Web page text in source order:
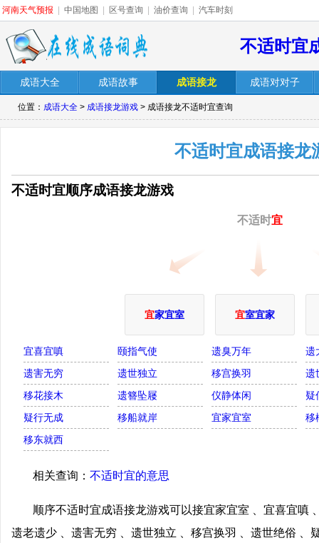
河南天气预报 中国地图 区号查询 油价查询 汽车时刻
不适时宜
成语大全 成语故事 成语接龙 成语对对子
位置： 成语大全 > 成语接龙游戏 > 成语接龙不适时宜查询
不适时宜成语接龙
不适时宜顺序成语接龙游戏
不适时宜
宜家宜室 宜室宜家
宜喜宜嗔 颐指气使 遗臭万年
遗
遗害无穷
遗世独立 移宫换羽
遗
移花接木
遗簪坠屦 仪静体闲
疑
疑行无成
移船就岸 宜家宜室
移
移东就西
相关查询： 不适时宜的意思
顺序不适时宜成语接龙游戏可以接宜家宜室 、宜喜宜嗔
遗老遗少 、遗害无穷 、遗世独立 、移宫换羽 、遗世绝俗 、